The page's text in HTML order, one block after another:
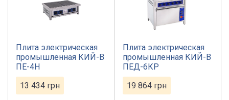
Плита электрическая
промышленная КИЙ-В
ПЕ-4Н
13 434 грн
Плита электрическая
промышленная КИЙ-В
ПЕД-6КР
19 864 грн